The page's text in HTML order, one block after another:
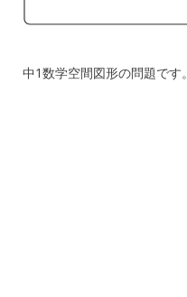
中1数学空間図形の問題です。